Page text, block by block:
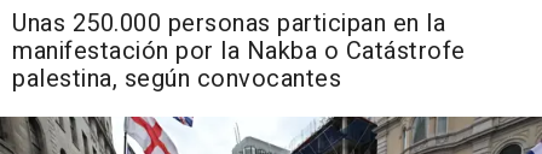
Unas 250.000 personas participan en la
manifestación por la Nakba o Catástrofe
palestina, según convocantes